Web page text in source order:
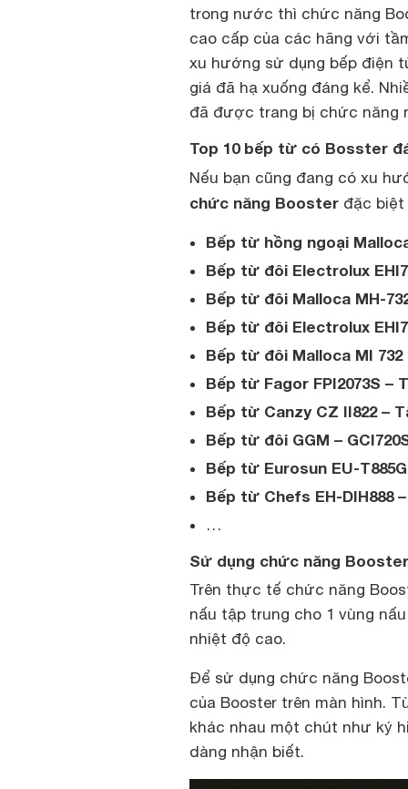
trong nước thì chức năng
cao cấp của các hãng với
xu hướng sử dụng bếp điện
giá đã hạ xuống đáng kể.
đã được trang bị chức năng
Top 10 bếp từ có Bosster
Nếu bạn cũng đang có xu
chức năng Booster đặc biệt
Bếp từ hồng ngoại
Bếp từ đôi Electrolux
Bếp từ đôi Malloca MH-
Bếp từ đôi Electrolux
Bếp từ đôi Malloca MI 732
Bếp từ Fagor FPI2073S –
Bếp từ Canzy CZ II822 –
Bếp từ đôi GGM –
Bếp từ Eurosun EU-
Bếp từ Chefs EH-DIH888
…
Sử dụng chức năng
Trên thực tế chức năng
nấu tập trung cho 1 vùng
nhiệt độ cao.
Để sử dụng chức năng
của Booster trên màn hình.
khác nhau một chút như ký
dàng nhận biết.